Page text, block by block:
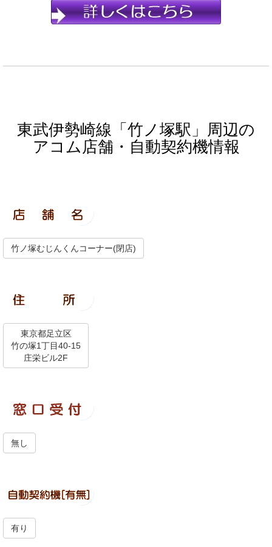
東武伊勢崎線「竹ノ塚駅」周辺の
アコム店舗・自動契約機情報
竹ノ塚むじんくんコーナー(閉店)
東京都足立区
竹の塚1丁目40-15
庄栄ビル2F
無し
有り